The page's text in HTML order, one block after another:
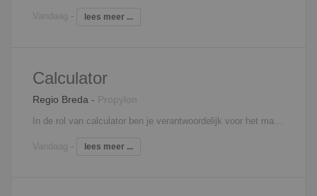
Vandaag - lees meer ...
Calculator
Regio Breda - Propylon
Vandaag - lees meer ...